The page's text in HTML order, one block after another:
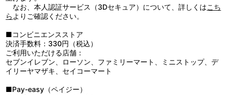
獣」という言葉。次々と出現する巨大生物「怪獣」を目の前にし
て、無意識に使命を掻き立てられるソラトはウルトラマンオメガに
一方で地球人も、初めての巨大生物と赤きスラッガーで戦う巨人
が何者なのかを理解しようと、あらゆる目でその姿を見つめる。や
がて結ばれる「宇宙人と地球人」のバディ…ソラトと平凡な青年。
見つめ合い響き合うバディの心を通して、「ウルトラマンがなぜ地
球を守るのか？」の問いに迫る。
なお、本人認証サービス（3Dセキュア）について、詳しくはこち
ら よりご確認ください。
■コンビニエンスストア
決済手数料：330円（税込）
ご利用いただける店舗：
セブンイレブン、ローソン、ファミリーマート、ミニストップ、デ
イリーヤマザキ、セイコーマート
■Pay-easy（ペイジー）